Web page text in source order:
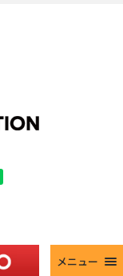
メニュー